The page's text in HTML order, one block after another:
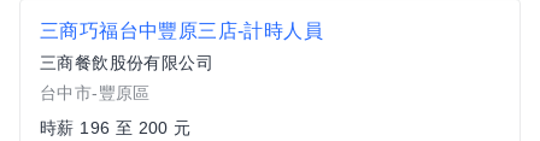
三商巧福台中豐原三店-計時人員
三商餐飲股份有限公司
台中市-豐原區
時薪 196 至 200 元